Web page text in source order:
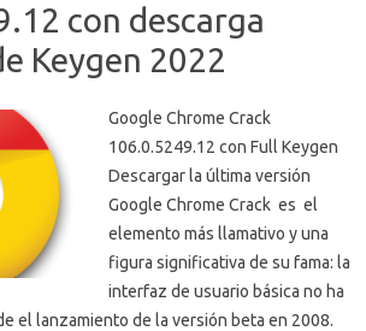
con descarga
Keygen 2022
Google Chrome Crack
106.0.5249.12 con Full Keygen
Descargar la última versión
Google Chrome Crack es el
elemento más llamativo y una
figura significativa de su fama: la
interfaz de usuario básica no ha
el lanzamiento de la versión beta en 2008.